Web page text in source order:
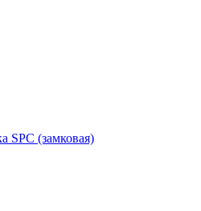
SPC (замковая)